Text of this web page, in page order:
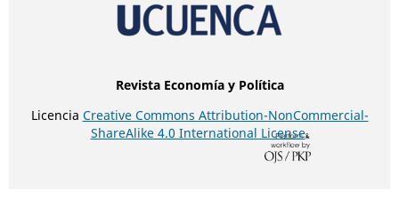
Revista Economía y Política
Licencia Creative Commons Attribution-NonCommercial-
ShareAlike 4.0 International License.